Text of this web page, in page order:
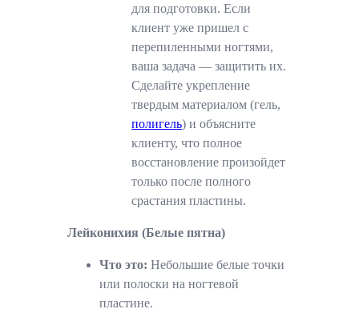
для подготовки. Если
клиент уже пришел с
перепиленными ногтями,
ваша задача — защитить их.
Сделайте укрепление
твердым материалом (гель,
полигель) и объясните
клиенту, что полное
восстановление произойдет
только после полного
срастания пластины.
Лейконихия (Белые пятна)
Что это: Небольшие белые точки
или полоски на ногтевой
пластине.